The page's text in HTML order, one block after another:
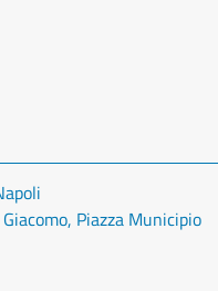
Piazza Municipio